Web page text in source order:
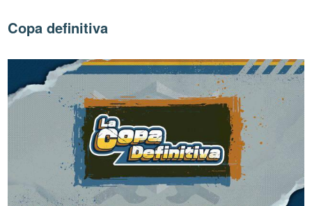
Copa definitiva